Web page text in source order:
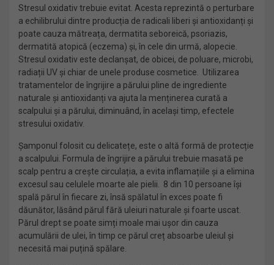
Stresul oxidativ trebuie evitat. Acesta reprezintă o perturbare
a echilibrului dintre producția de radicali liberi și antioxidanți și
poate cauza mătreața, dermatita seboreică, psoriazis,
dermatită atopică (eczema) și, în cele din urmă, alopecie.
Stresul oxidativ este declanșat, de obicei, de poluare, microbi,
radiații UV și chiar de unele produse cosmetice. Utilizarea
tratamentelor de îngrijire a părului pline de ingrediente
naturale și antioxidanți va ajuta la menținerea curată a
scalpului și a părului, diminuând, în același timp, efectele
stresului oxidativ.
Șamponul folosit cu delicatețe, este o altă formă de protecție
a scalpului. Formula de îngrijire a părului trebuie masată pe
scalp pentru a crește circulația, a evita inflamațiile și a elimina
excesul sau celulele moarte ale pielii. 8 din 10 persoane își
spală părul în fiecare zi, însă spălatul în exces poate fi
dăunător, lăsând părul fără uleiuri naturale și foarte uscat.
Părul drept se poate simți moale mai ușor din cauza
acumulării de ulei, în timp ce părul creț absoarbe uleiul și
necesită mai puțină spălare.